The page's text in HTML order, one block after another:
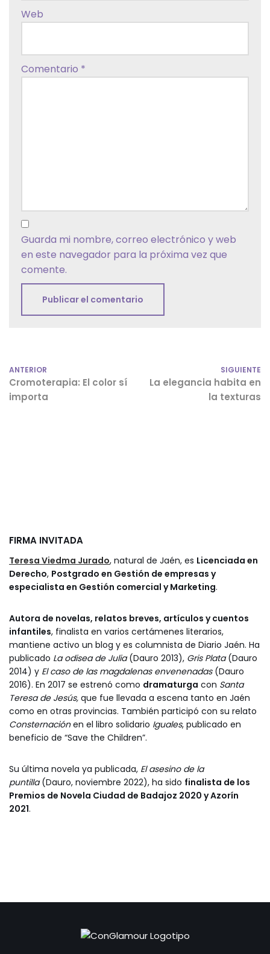
Web
Comentario *
Guarda mi nombre, correo electrónico y web
en este navegador para la próxima vez que
comente.
ANTERIOR
Cromoterapia: El color sí
importa
SIGUIENTE
La elegancia habita en
la texturas
FIRMA INVITADA
Teresa Viedma Jurado, natural de Jaén, es Licenciada en
Derecho, Postgrado en Gestión de empresas y
especialista en Gestión comercial y Marketing.
Autora de novelas, relatos breves, artículos y cuentos
infantiles, finalista en varios certámenes literarios,
mantiene activo un blog y es columnista de Diario Jaén. Ha
publicado La odisea de Julia(Dauro 2013), Gris Plata(Dauro
2014) y El caso de las magdalenas envenenadas(Dauro
2016). En 2017 se estrenó como dramaturga con Santa
Teresa de Jesús, que fue llevada a escena tanto en Jaén
como en otras provincias. También participó con su relato
Consternaciónen el libro solidario Iguales, publicado en
beneficio de “Save the Children”.
Su última novela ya publicada, El asesino de la
puntilla(Dauro, noviembre 2022), ha sido finalista de los
Premios de Novela Ciudad de Badajoz 2020 y Azorín
2021.